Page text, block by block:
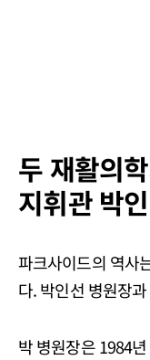
두 재활의
지휘관 박
파크사이드의 역사
다. 박인선 병원장
박 병원장은 1984